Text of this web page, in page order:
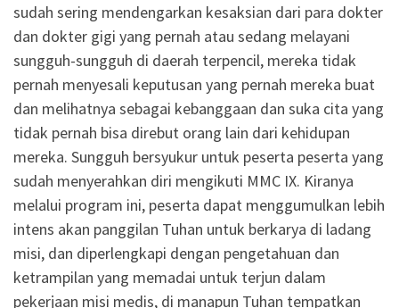
sudah sering mendengarkan kesaksian dari para dokter
dan dokter gigi yang pernah atau sedang melayani
sungguh-sungguh di daerah terpencil, mereka tidak
pernah menyesali keputusan yang pernah mereka buat
dan melihatnya sebagai kebanggaan dan suka cita yang
tidak pernah bisa direbut orang lain dari kehidupan
mereka. Sungguh bersyukur untuk peserta peserta yang
sudah menyerahkan diri mengikuti MMC IX. Kiranya
melalui program ini, peserta dapat menggumulkan lebih
intens akan panggilan Tuhan untuk berkarya di ladang
misi, dan diperlengkapi dengan pengetahuan dan
ketrampilan yang memadai untuk terjun dalam
pekerjaan misi medis, di manapun Tuhan tempatkan